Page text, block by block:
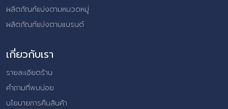
ผลิตภัณฑ์แบ่งตามหมวดหมู่
ผลิตภัณฑ์แบ่งตามแบรนด์
เกี่ยวกับเรา
รายละเอียดร้าน
คำถามที่พบบ่อย
นโยบายการคืนสินค้า